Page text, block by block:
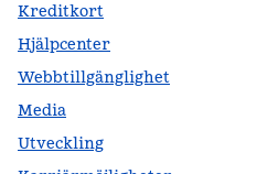
Kreditkort
Hjälpcenter
Webbtillgänglighet
Media
Utveckling